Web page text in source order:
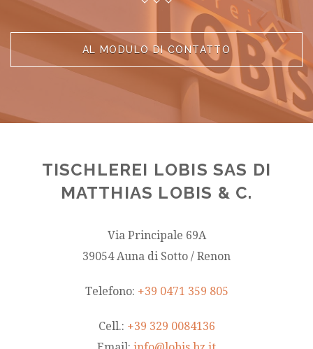
AL MODULO DI CONTATTO
TISCHLEREI LOBIS SAS DI
MATTHIAS LOBIS & C.
Via Principale 69A
39054 Auna di Sotto / Renon
Telefono: +39 0471 359 805
Cell.: +39 329 0084136